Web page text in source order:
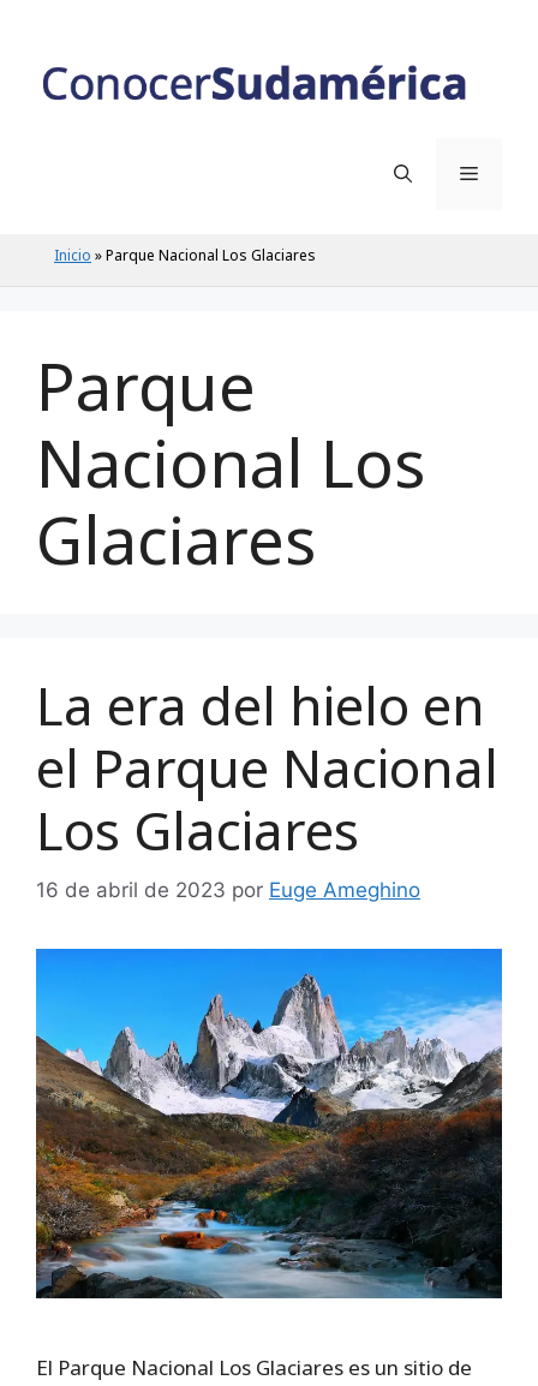
contenido
Menú
Inicio »Parque Nacional Los Glaciares
Parque
Nacional Los
Glaciares
La era del hielo en
el Parque Nacional
Los Glaciares
16 de abril de 2023 por Euge Ameghino
El Parque Nacional Los Glaciares es un sitio de